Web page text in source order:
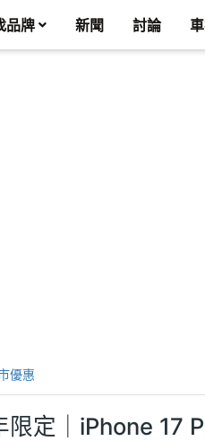
品牌 新聞 討論
優惠
限定｜iPhone 17